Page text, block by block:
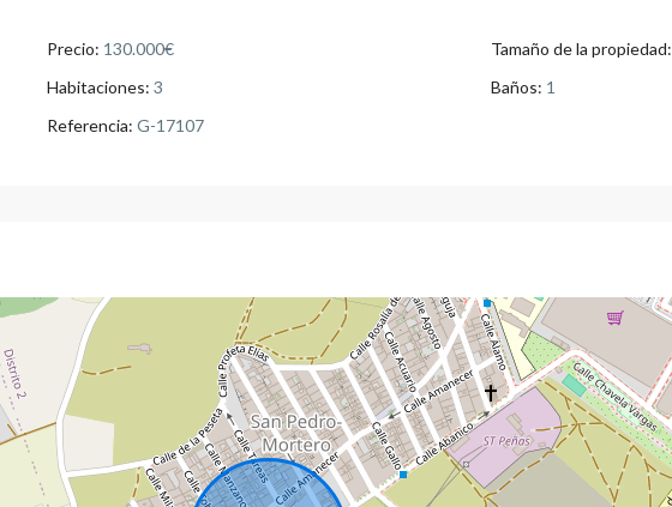
Precio: 130.000€ Tamaño de la propiedad:
Habitaciones: 3 Baños: 1
Referencia: G-17107